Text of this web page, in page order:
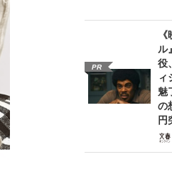
PR
ル
役
ィ
魅
の
円